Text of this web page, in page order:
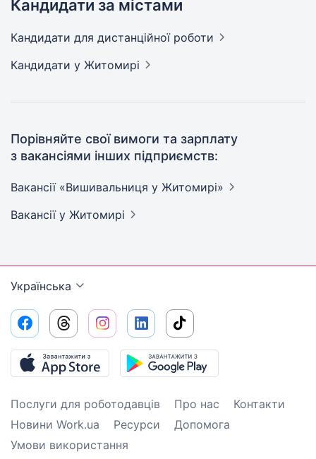
Кандидати за містами
Кандидати для дистанційної роботи
Кандидати у Житомирі
Порівняйте свої вимоги та зарплату
з вакансіями інших підприємств:
Вакансії «Вишивальниця у Житомирі»
Вакансії у Житомирі
Українська
Послуги для роботодавців Про нас
Контакти
Новини Work.ua
Ресурси
Допомога
Умови використання